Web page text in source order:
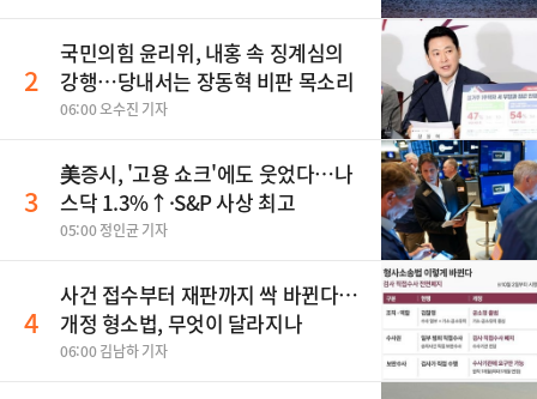
2
국민의힘 윤리위, 내홍 속 징계심의
강행…당내서는 장동혁 비판 목소리
06:00 오수진 기자
3
美증시, '고용 쇼크'에도 웃었다…나
스닥 1.3%↑·S&P 사상 최고
05:00 정인균 기자
4
사건 접수부터 재판까지 싹 바뀐다…
개정 형소법, 무엇이 달라지나
06:00 김남하 기자